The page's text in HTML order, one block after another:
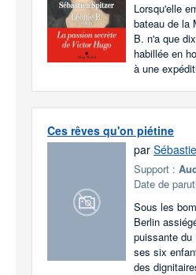
Lorsqu'elle
bateau de la
B. n'a que
habillée en
à une
Ces rêves qu'on piétine
par
Support :
Date de
Sous les
Berlin
puissante
ses six
des